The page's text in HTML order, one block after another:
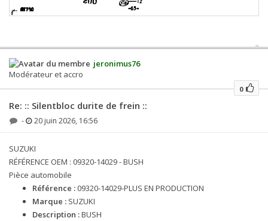
jeronimus76
Modérateur et accro
Re: :: Silentbloc durite de frein ::
- 20 juin 2026, 16:56
SUZUKI
RÉFÉRENCE OEM : 09320-14029 - BUSH
Pièce automobile
Référence :09320-14029-PLUS EN PRODUCTION
Marque : SUZUKI
Description :BUSH
0